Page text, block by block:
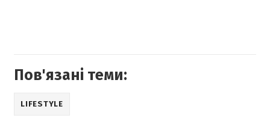
Пов'язані теми:
LIFESTYLE